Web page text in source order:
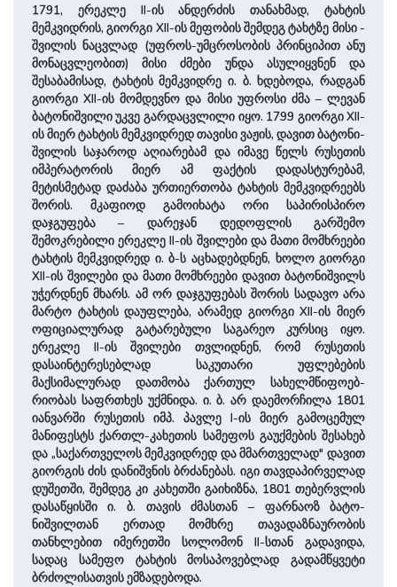
1791, ერეკლე II-ის ანდერძის თანახმად, ტახტის
მემკვიდრის, გიორგი XII-ის მეფობის შემდეგ ტახტზე მისი ­
შვი­ლის ნაცვლად (უფროს-უმცროსობის პრინციპით ანუ
მონაცვლეობით) მისი ძმები უნდა ასულიყვნენ და
შესაბამისად, ტახტის მემკვიდრე ი. ბ. ხდებოდა, რადგან
გიორგი XII-ის მომდევნო და მისი უფროსი ძმა – ლევან
ბატონი­შვი­ლი უკვე გარდაცვლილი იყო. 1799 გიორგი XII-
ის მიერ ტახტის მემკვიდრედ თავისი ვაჟის, დავით ბატონი­
შვი­ლის საჯაროდ აღიარებამ და იმავე წელს რუსეთის
იმპერატორის მიერ ამ ფაქტის დადასტურებამ,
მეტისმეტად დაძაბა ურთიერთობა ტახტის მემკვიდრეებს
შორის. მკაფიოდ გამოიხატა ორი სა­პი­რის­პი­რო
დაჯგუფება – დარეჯან დედოფლის გარშემო
შემოკრებილი ერეკლე II-ის შვილები და მათი მომხრეები
ტახტის მემკვიდრედ ი. ბ-ს აცხადებდნენ, ხოლო გიორგი
XII-ის შვილები და მათი მომხრეები დავით ბატონიშვილს
უჭერდნენ მხარს. ამ ორ დაჯგუფებას შორის სადავო არა
მარტო ტახტის დაუფლება, არამედ გიორგი XII-ის მიერ
ოფიციალურად გატარებული სა­გარეო კურსიც იყო.
ერეკლე II-ის შვილები თვლიდნენ, რომ რუსეთის
დასაინტერესებლად საკუთარი უფ­ლებების
მაქსიმალურად დათმო­ბა ქართულ სახელმწიფოებ­
რიობას საფრთხეს უქმნიდა. ი. ბ. არ დაემორჩილა 1801
იანვარში რუსეთის იმპ. პავლე I-ის მიერ გამოცემულ
მანიფესტს ქართლ-კა­ხეთის სამეფოს გაუქმების შე­სა­ხებ
და „სა­ქარ­თველოს მემკვიდრედ და მმართველად" დავით
გიორგის ძის დანიშვნის ბრძანებას. იგი თავდაპირველად
დუშეთში, შემდეგ კი კახეთში გაიხიზნა, 1801 თებერვლის
დასაწყისში ი. ბ. თავის ძმასთან – ფარნაოზ ბატო­
ნიშვილთან ერთად მომხრე თავადაზნაურობის
თანხლებით იმერეთში სოლომონ II-სთან გადავიდა,
სადაც სამეფო ტახტის მოსაპოვებლად გადამწყვეტი
ბრძო­ლისათვის ემზადებოდა.